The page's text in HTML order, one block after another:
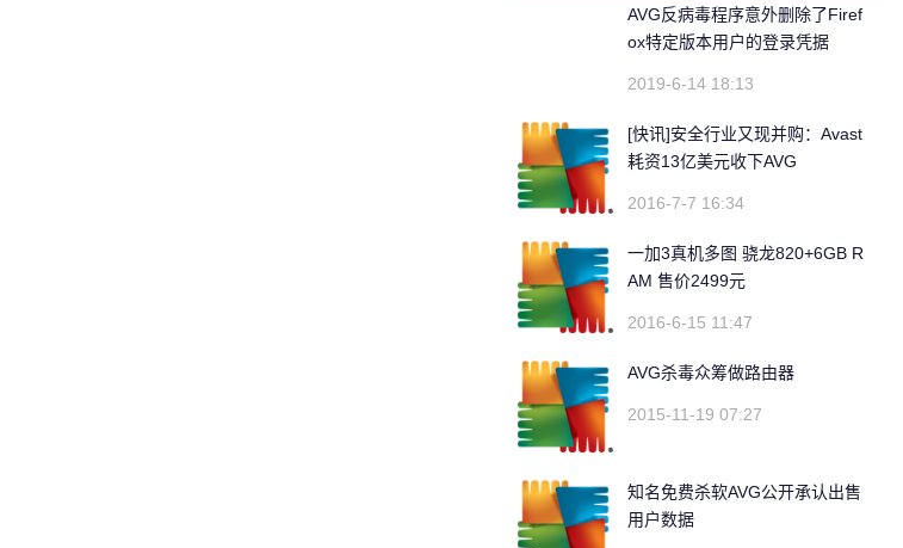
AVG反病毒程序意外删除了Firef
ox特定版本用户的登录凭据
2019-6-14 18:13
[快讯]安全行业又现并购：Avast
耗资13亿美元收下AVG
2016-7-7 16:34
一加3真机多图 骁龙820+6GB R
AM 售价2499元
2016-6-15 11:47
AVG杀毒众筹做路由器
2015-11-19 07:27
知名免费杀软AVG公开承认出售
用户数据